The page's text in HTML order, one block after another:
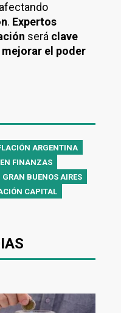
. Expertos
será clave
mejorar el poder
ARGENTINA
FINANZAS
GRAN BUENOS AIRES
CAPITAL